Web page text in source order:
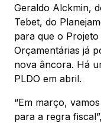
Geraldo Alckmin,
Tebet, do
para que o Projeto
Orçamentárias já
nova âncora. Há
PLDO em abril.
“Em março,
para a regra